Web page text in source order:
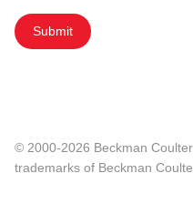
Submit
© 2000-2026 Beckman
trademarks of Beckman